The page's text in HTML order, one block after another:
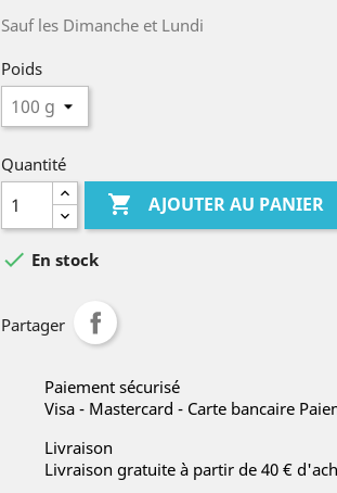
Sauf les Dimanche et Lundi
Poids
Quantité
 AJOUTER AU PANIER
 En stock
Partager
Paiement sécurisé
Visa - Mastercard - Carte bancaire
Livraison
Livraison gratuite à partir de 40 €